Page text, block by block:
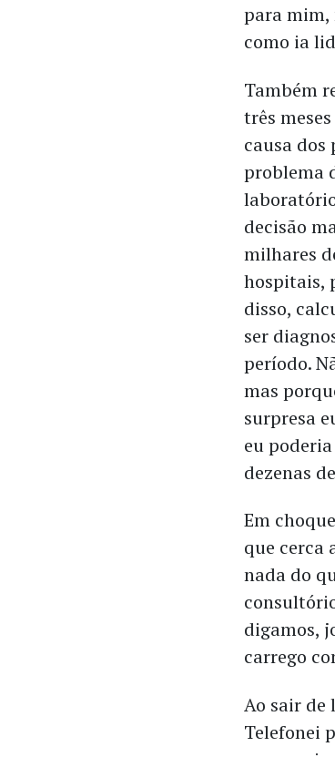
para mim,
como ia
Também
três
causa dos
problema
decisão
milhares
hospitais,
disso,
ser
período.
mas
surpresa
eu
dezenas
Em
que cerca
nada do
digamos,
carrego
Ao sair de
Telefonei